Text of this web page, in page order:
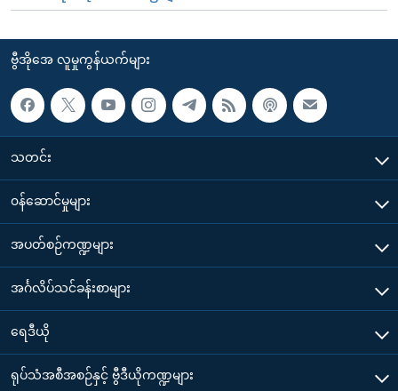
ဗွီအိုအေ လူမှုကွန်ယက်များ
သတင်း
၀န်ဆောင်မှုများ
အပတ်စဉ်ကဏ္ဍများ
အင်္ဂလိပ်သင်ခန်းစာများ
ရေဒီယို
ရုပ်သံအစီအစဉ်နှင့် ဗွီဒီယိုကဏ္ဍများ